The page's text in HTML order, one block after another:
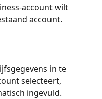
account wilt
account.
in te
selecteert,
ingevuld.